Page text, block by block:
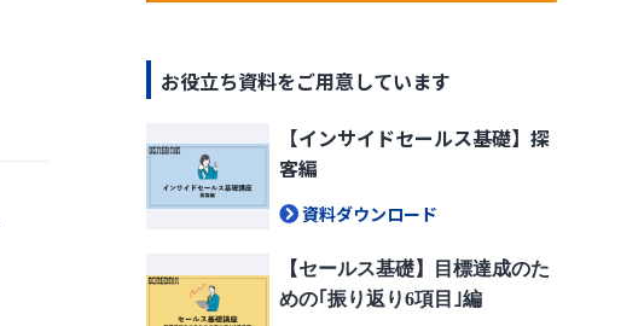
お役立ち資料をご用意しています
【インサイドセールス基礎】探
客編
資料ダウンロード
【セールス基礎】目標達成のた
めの｢振り返り6項目｣編